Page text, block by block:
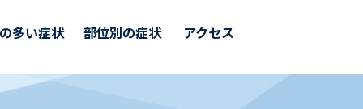
多い症状 部位別の症状 アクセス